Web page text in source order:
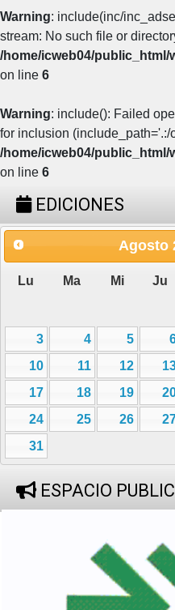
Warning: include(inc/
stream: No such file or
/home/icweb04/
on line 6
Warning: include(): Failed
for inclusion (include_path='.:/
/home/icweb04/
on line 6
EDICIONES
Agosto
Lu Ma Mi Ju
3
4 5
10
11 12
17
18 19
24
25 26
31
ESPACIO